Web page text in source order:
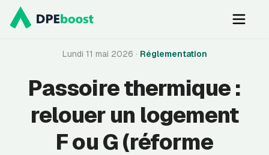
Ouvrir
Prendre rendez-vous
Lundi 11 mai 2026 · Réglementation
Passoire thermique :
relouer un logement
F ou G (réforme